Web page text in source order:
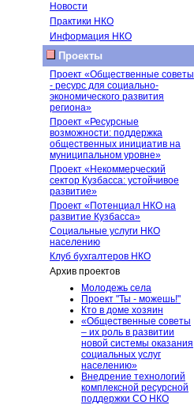
Новости
Практики НКО
Информация НКО
Проекты
Проект «Общественные советы
- ресурс для социально-
экономического развития
региона»
Проект «Ресурсные
возможности: поддержка
общественных инициатив на
муниципальном уровне»
Проект «Некоммерческий
сектор Кузбасса: устойчивое
развитие»
Проект «Потенциал НКО на
развитие Кузбасса»
Социальные услуги НКО
населению
Клуб бухгалтеров НКО
Архив проектов
Молодежь села
Проект "Ты - можешь!"
Кто в доме хозяин
«Общественные советы
– их роль в развитии
новой системы оказания
социальных услуг
населению»
Внедрение технологий
комплексной ресурсной
поддержки СО НКО